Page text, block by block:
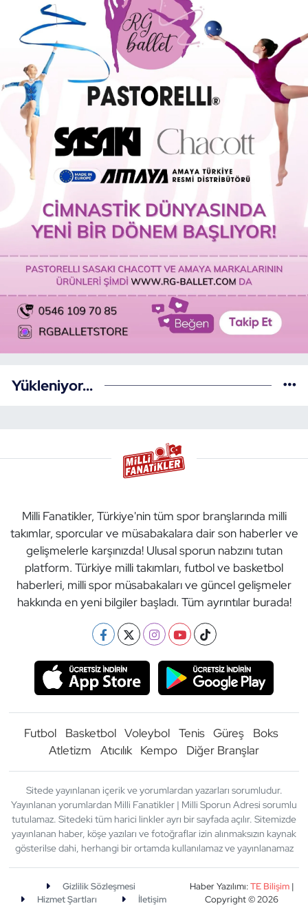
Yükleniyor...
Milli Fanatikler, Türkiye'nin tüm spor branşlarında milli
takımlar, sporcular ve müsabakalara dair son haberler ve
gelişmelerle karşınızda! Ulusal sporun nabzını tutan
platform. Türkiye milli takımları, futbol ve basketbol
haberleri, milli spor müsabakaları ve güncel gelişmeler
hakkında en yeni bilgiler başladı. Tüm ayrıntılar burada!
Futbol Basketbol Voleybol Tenis Güreş
Boks
Atletizm
Atıcılık Kempo Diğer Branşlar
Sitede yayınlanan içerik ve yorumlardan yazarları sorumludur.
Yayınlanan yorumlardan Milli Fanatikler | Milli Sporun Adresi sorumlu
tutulamaz. Sitedeki tüm harici linkler ayrı bir sayfada açılır. Sitemizde
yayınlanan haber, köşe yazıları ve fotoğraflar izin alınmaksızın kaynak
gösterilse dahi, herhangi bir ortamda kullanılamaz ve yayınlanamaz
Gizlilik Sözleşmesi
Hizmet Şartları
İletişim
Haber Yazılımı:TE Bilişim|
Copyright © 2026